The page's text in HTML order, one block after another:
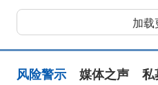
加载
风险警示 媒体之声 私